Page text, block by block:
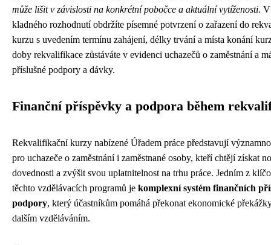
může lišit v závislosti na konkrétní pobočce a aktuální vytíženosti.
kladného rozhodnutí obdržíte písemné potvrzení o zařazení do
kurzu s uvedením termínu zahájení, délky trvání a místa konání
doby rekvalifikace zůstáváte v evidenci uchazečů o zaměstnání a
příslušné podpory a dávky.
Finanční příspěvky a podpora během
Rekvalifikační kurzy nabízené Úřadem práce představují
pro uchazeče o zaměstnání i zaměstnané osoby, kteří chtějí získat
dovednosti a zvýšit svou uplatnitelnost na trhu práce. Jedním z
těchto vzdělávacích programů je komplexní systém finančních
podpory, který účastníkům pomáhá překonat ekonomické
dalším vzděláváním.